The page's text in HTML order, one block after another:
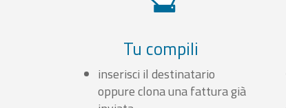
Tu compili
inserisci il destinatario
oppure clona una fattura già